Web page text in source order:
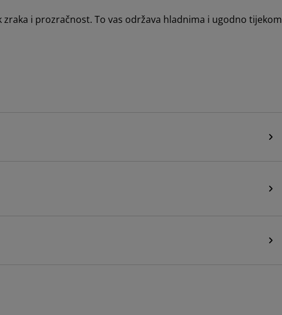
i prozračnost. To vas održava hladnima i ugodno tijekom